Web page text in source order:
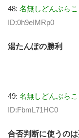
48: 名無しどんぶらこ
ID:0h9eIMRp0
湯たんぽの勝利
49: 名無しどんぶらこ
ID:FbmL71HC0
合否判断に使うの